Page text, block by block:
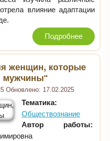
влияние адаптации
Подробнее
женщин, которые
мужчины"
Обновлено: 17.02.2025
Тематика:
Обществознание
Автор работы: